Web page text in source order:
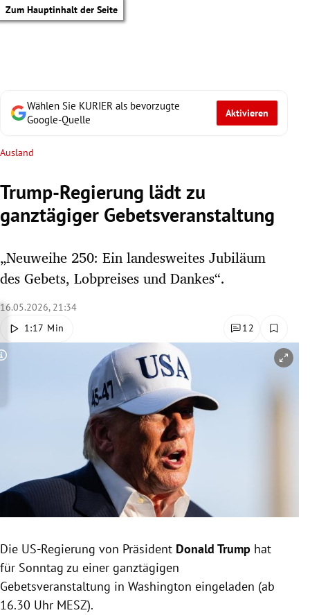
Zum Hauptinhalt der Seite
Untermenü
Untermenü
Untermenü
Untermenü
Untermenü
Wählen Sie KURIER als bevorzugte
Google-Quelle
Aktivieren
Ausland
Trump-Regierung lädt zu
ganztägiger Gebetsveranstaltung
„Neuweihe 250: Ein landesweites Jubiläum
des Gebets, Lobpreises und Dankes“.
16.05.2026, 21:34
1:17 Min
12
Copyright-Hinweis öffnen/schließen
Die US-Regierung von Präsident Donald Trump hat
für Sonntag zu einer ganztägigen
Gebetsveranstaltung in Washington eingeladen (ab
16.30 Uhr MESZ).